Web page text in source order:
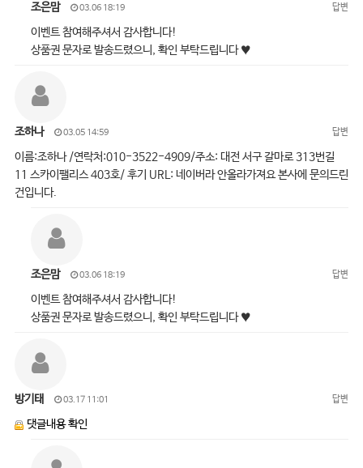
조은맘 03.06 18:19 답변
이벤트 참여해주셔서 감사합니다!
상품권 문자로 발송드렸으니, 확인 부탁드립니다 ♥
조하나 03.05 14:59 답변
이름:조하나 /연락처:010-3522-4909/주소: 대전 서구 갈마로 313번길
11 스카이팰리스 403호/ 후기 URL: 네이버라 안올라가져요 본사에 문의드린
건입니다.
조은맘 03.06 18:19 답변
이벤트 참여해주셔서 감사합니다!
상품권 문자로 발송드렸으니, 확인 부탁드립니다 ♥
방기태 03.17 11:01 답변
댓글내용 확인